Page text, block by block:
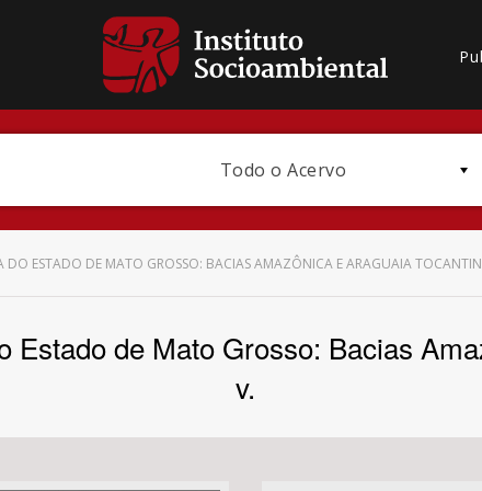
Todo o Acervo
DO ESTADO DE MATO GROSSO: BACIAS AMAZÔNICA E ARAGUAIA
Estado de Mato Grosso: Bacias
v.